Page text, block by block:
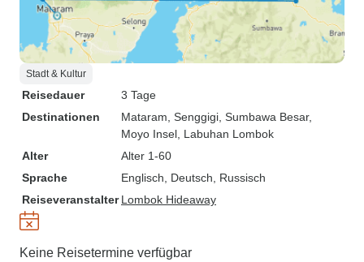
Stadt & Kultur
Reisedauer
3 Tage
Destinationen
Mataram , Senggigi , Sumbawa Besar,
Moyo Insel , Labuhan Lombok
Alter
Alter 1-60
Sprache
Englisch, Deutsch, Russisch
Reiseveranstalter Lombok Hideaway
Keine Reisetermine verfügbar